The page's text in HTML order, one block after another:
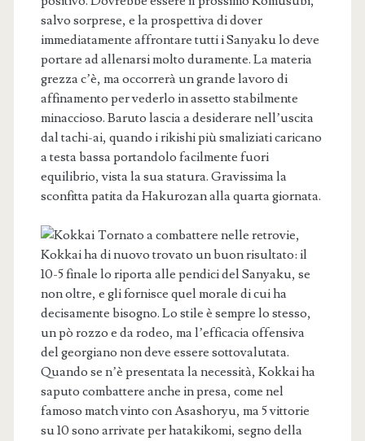
salvo sorprese, e la prospettiva di dover
immediatamente affrontare tutti i Sanyaku lo deve
portare ad allenarsi molto duramente. La materia
grezza c’è, ma occorrerà un grande lavoro di
affinamento per vederlo in assetto stabilmente
minaccioso. Baruto lascia a desiderare nell’uscita
dal tachi-ai, quando i rikishi più smaliziati caricano
a testa bassa portandolo facilmente fuori
equilibrio, vista la sua statura. Gravissima la
sconfitta patita da Hakurozan alla quarta giornata.
Tornato a combattere nelle retrovie,
Kokkai ha di nuovo trovato un buon risultato: il
10-5 finale lo riporta alle pendici del Sanyaku, se
non oltre, e gli fornisce quel morale di cui ha
decisamente bisogno. Lo stile è sempre lo stesso,
un pò rozzo e da rodeo, ma l’efficacia offensiva
del georgiano non deve essere sottovalutata.
Quando se n’è presentata la necessità, Kokkai ha
saputo combattere anche in presa, come nel
famoso match vinto con Asashoryu, ma 5 vittorie
su 10 sono arrivate per hatakikomi, segno della